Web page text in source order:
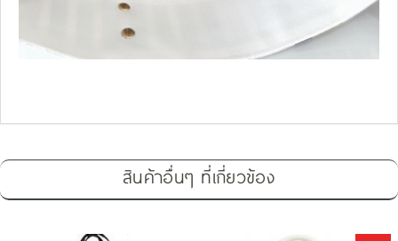
สินค้าอื่นๆ ที่เกี่ยวข้อง